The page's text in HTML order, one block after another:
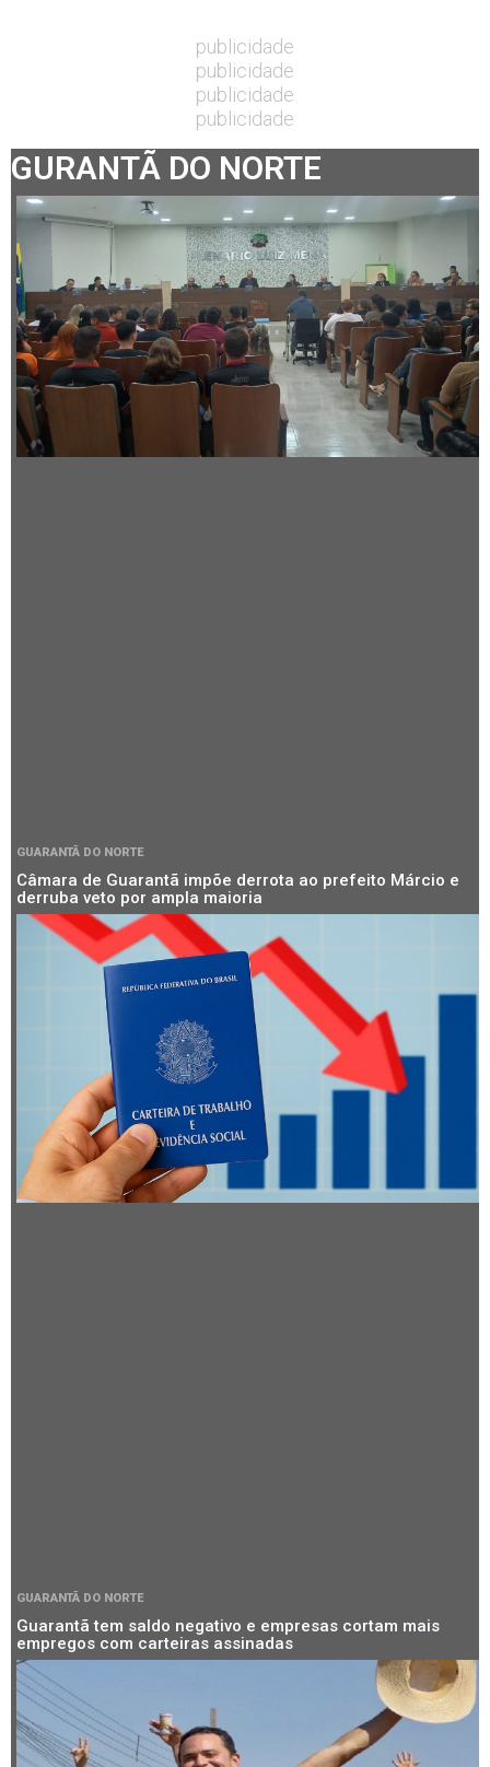
publicidade
publicidade
publicidade
publicidade
GURANTÃ DO NORTE
GUARANTÃ DO NORTE
Câmara de Guarantã impõe derrota ao prefeito Márcio e
derruba veto por ampla maioria
GUARANTÃ DO NORTE
Guarantã tem saldo negativo e empresas cortam mais
empregos com carteiras assinadas